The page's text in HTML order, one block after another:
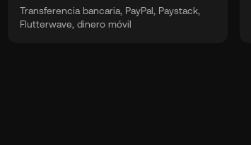
Transferencia bancaria, PayPal, Paystack,
Flutterwave, dinero móvil